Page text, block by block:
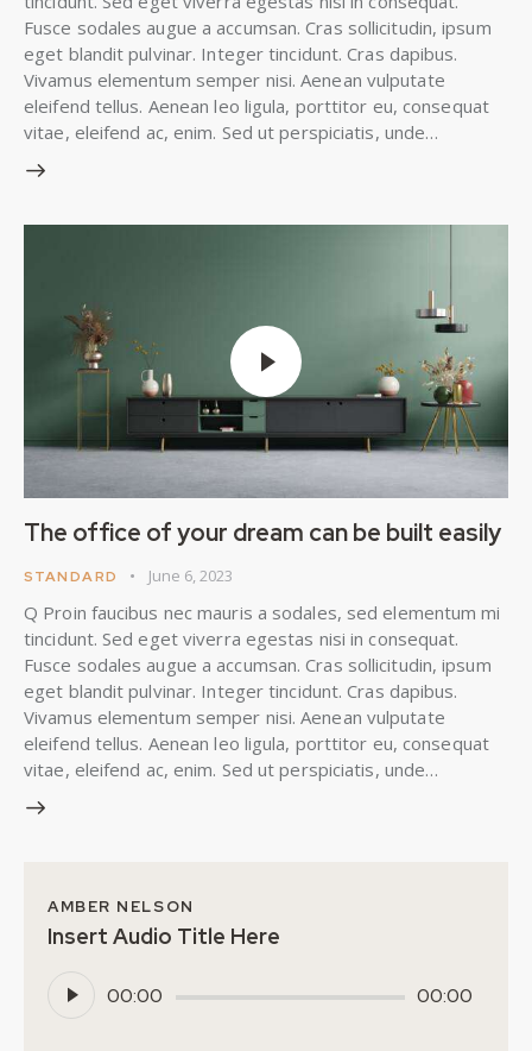
Fusce sodales augue a accumsan. Cras sollicitudin, ipsum
eget blandit pulvinar. Integer tincidunt. Cras dapibus.
Vivamus elementum semper nisi. Aenean vulputate
eleifend tellus. Aenean leo ligula, porttitor eu, consequat
vitae, eleifend ac, enim. Sed ut perspiciatis, unde…
The office of your dream can be built easily
STANDARD June 6, 2023
Q Proin faucibus nec mauris a sodales, sed elementum mi
tincidunt. Sed eget viverra egestas nisi in consequat.
Fusce sodales augue a accumsan. Cras sollicitudin, ipsum
eget blandit pulvinar. Integer tincidunt. Cras dapibus.
Vivamus elementum semper nisi. Aenean vulputate
eleifend tellus. Aenean leo ligula, porttitor eu, consequat
vitae, eleifend ac, enim. Sed ut perspiciatis, unde…
AMBER NELSON
Insert Audio Title Here
Audio
Player 00:00 00:00